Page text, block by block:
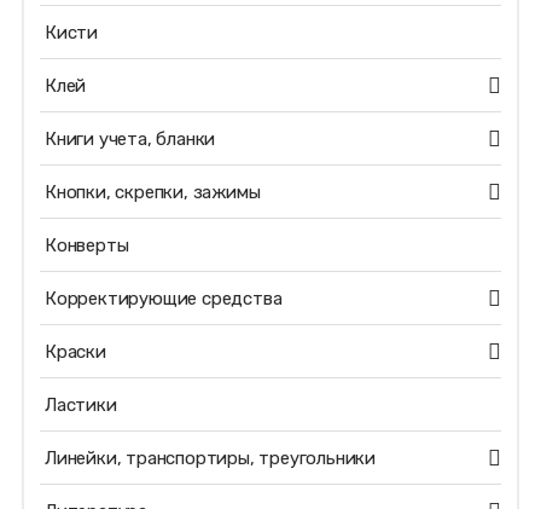
Кисти
Клей
Книги учета, бланки
Кнопки, скрепки, зажимы
Конверты
Корректирующие средства
Краски
Ластики
Линейки, транспортиры, треугольники